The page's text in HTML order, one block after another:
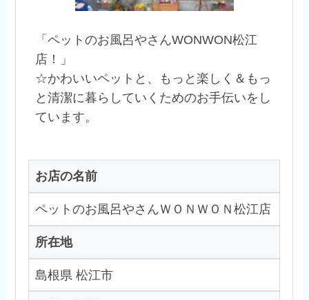
「ペットのお風呂やさんWONWON松江
店！」
☆かわいいペットと、もっと楽しく＆もっ
と清潔に暮らしていくためのお手伝いをし
ています。
お店の名前
ペットのお風呂やさんＷＯＮＷＯＮ松江店
所在地
島根県 松江市